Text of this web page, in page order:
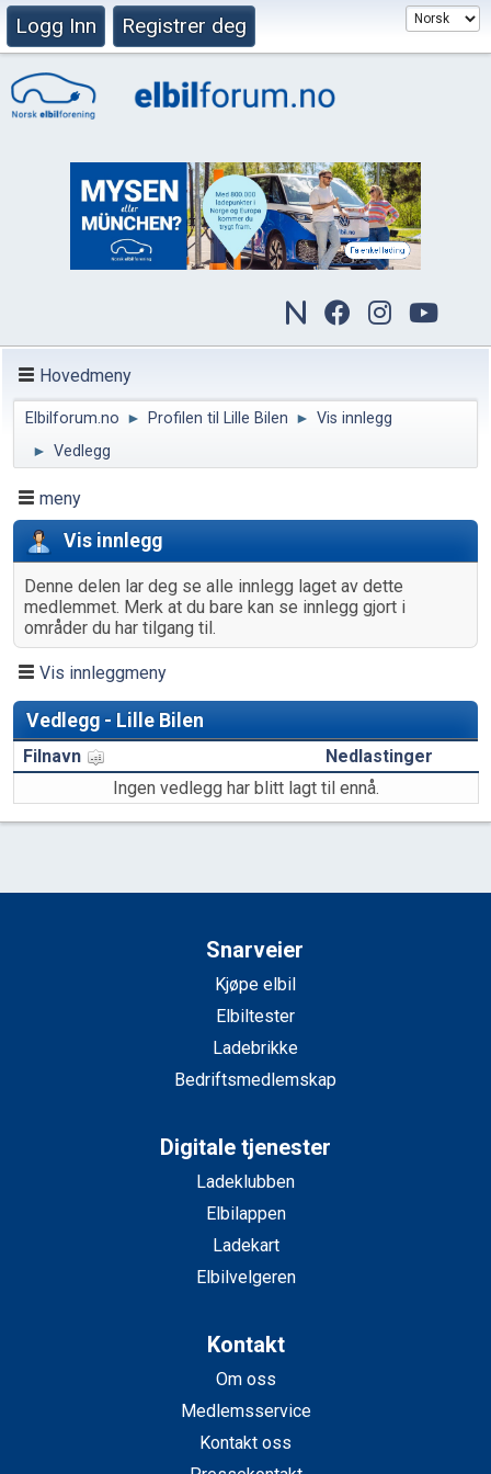
Logg Inn Registrer deg
Hovedmeny
Elbilforum.no ► Profilen til Lille Bilen ► Vis innlegg
► Vedlegg
meny
Vis innlegg
Denne delen lar deg se alle innlegg laget av dette
medlemmet. Merk at du bare kan se innlegg gjort i
områder du har tilgang til.
Vis innleggmeny
Vedlegg - Lille Bilen
Filnavn
Nedlastinger
Ingen vedlegg har blitt lagt til ennå.
Snarveier
Kjøpe elbil
Elbiltester
Ladebrikke
Bedriftsmedlemskap
Digitale tjenester
Ladeklubben
Elbilappen
Ladekart
Elbilvelgeren
Kontakt
Om oss
Medlemsservice
Kontakt oss